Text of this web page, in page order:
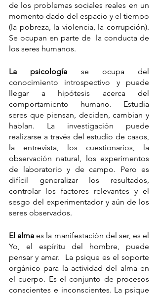
de los problemas sociales reales en un
momento dado del espacio y el tiempo
(la pobreza, la violencia, la corrupción).
Se ocupan en parte de  la conducta de
los seres humanos.
La psicología se ocupa del
conocimiento introspectivo y puede
llegar a hipótesis acerca del
comportamiento humano. Estudia
seres que piensan, deciden, cambian y
hablan. La investigación puede
realizarse a través del estudio de casos,
la entrevista, los cuestionarios, la
observación natural, los experimentos
de laboratorio y de campo. Pero es
difícil generalizar los resultados,
controlar los factores relevantes y el
sesgo del experimentador y aún de los
seres observados.
El alma es la manifestación del ser, es el
Yo, el espíritu del hombre, puede
pensar y amar.  La psique es el soporte
orgánico para la actividad del alma en
el cuerpo. Es el conjunto de procesos
conscientes e inconscientes. La psique